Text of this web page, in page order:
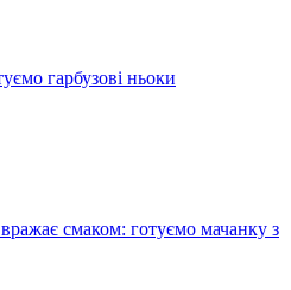
гарбузові ньоки
смаком: готуємо мачанку з